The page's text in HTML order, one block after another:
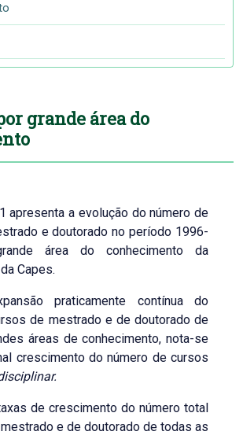
grande área do
apresenta a evolução do número de
e doutorado no período 1996-
área do conhecimento da
Capes.
praticamente contínua do
de mestrado e de doutorado de
áreas de conhecimento, nota-se
crescimento do número de cursos
de crescimento do número total
e de doutorado de todas as